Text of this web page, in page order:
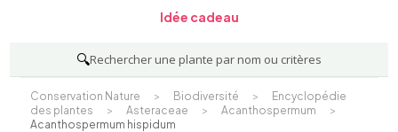
Idée cadeau
🔍Rechercher une plante par nom ou critères
Conservation Nature > Biodiversité >
Encyclopédie
des plantes
> Asteraceae > Acanthospermum
>
Acanthospermum hispidum